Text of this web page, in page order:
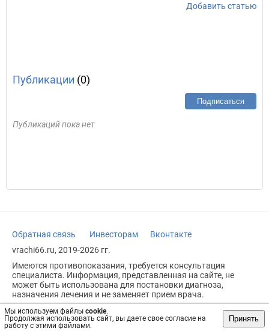
Мы используем файлы cookie.
Продолжая использовать сайт, вы даете свое согласие на
работу с этими файлами.
Принять
Добавить статью
Публикации (0)
Подписаться
Публикаций пока нет
Обратная связь Инвесторам
Вконтакте
vrachi66.ru, 2019-2026 гг.
Имеются противопоказания, требуется консультация
специалиста. Информация, представленная на сайте, не
может быть использована для постановки диагноза,
назначения лечения и не заменяет прием врача.
Возрастное ограничение: 18+